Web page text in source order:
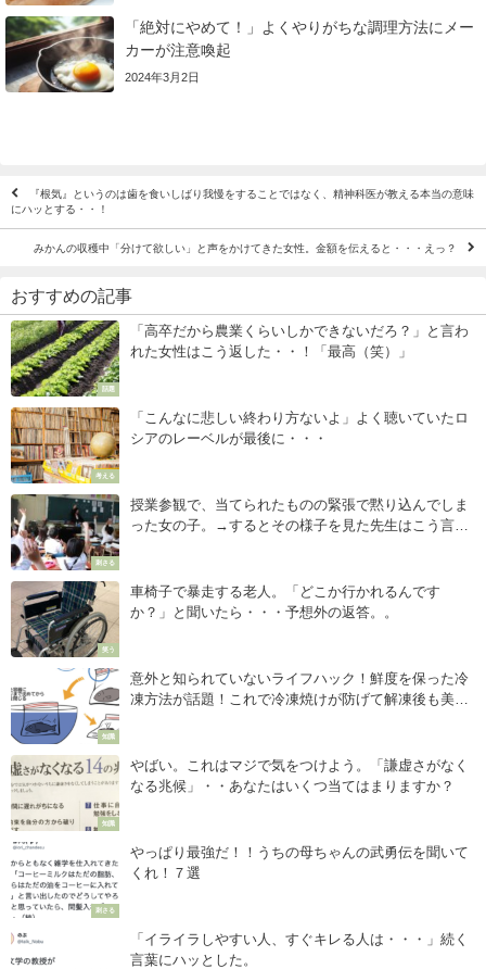
「絶対にやめて！」よくやりがちな調理方法にメー
カーが注意喚起
2024年3月2日
『根気』というのは歯を食いしばり我慢をすることではなく、精神科医が教える本当の意味
にハッとする・・！
みかんの収穫中「分けて欲しい」と声をかけてきた女性。金額を伝えると・・・えっ？
おすすめの記事
話題
「高卒だから農業くらいしかできないだろ？」と言わ
れた女性はこう返した・・！「最高（笑）」
考える
「こんなに悲しい終わり方ないよ」よく聴いていたロ
シアのレーベルが最後に・・・
刺さる
授業参観で、当てられたものの緊張で黙り込んでしま
った女の子。→するとその様子を見た先生はこう言っ
笑う
車椅子で暴走する老人。「どこか行かれるんです
か？」と聞いたら・・・予想外の返答。。
知識
意外と知られていないライフハック！鮮度を保った冷
凍方法が話題！これで冷凍焼けが防げて解凍後も美味
知識
やばい。これはマジで気をつけよう。「謙虚さがなく
なる兆候」・・あなたはいくつ当てはまりますか？
刺さる
やっぱり最強だ！！うちの母ちゃんの武勇伝を聞いて
くれ！７選
「イライラしやすい人、すぐキレる人は・・・」続く
言葉にハッとした。